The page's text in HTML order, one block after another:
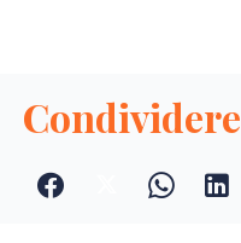
Condividere